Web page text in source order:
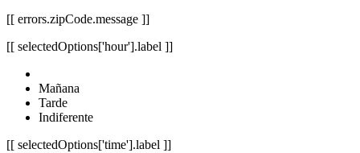
[[ errors.zipCode.message ]]
[[ selectedOptions['hour'].label ]]
Mañana
Tarde
Indiferente
[[ selectedOptions['time'].label ]]